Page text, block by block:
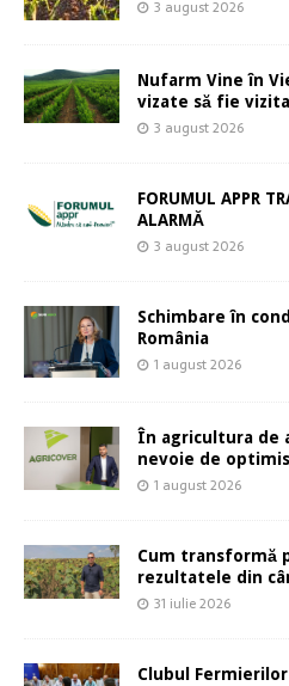
3 august 2026
Nufarm Vine în
vizate să fie
3 august 2026
FORUMUL APPR
ALARMĂ
3 august 2026
Schimbare în
România
1 august 2026
În agricultura de
nevoie de
1 august 2026
Cum transformă
rezultatele din
31 iulie 2026
Clubul